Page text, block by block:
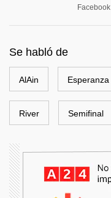
Facebook
Se habló de
AlAin Esperanza
River Semifinal